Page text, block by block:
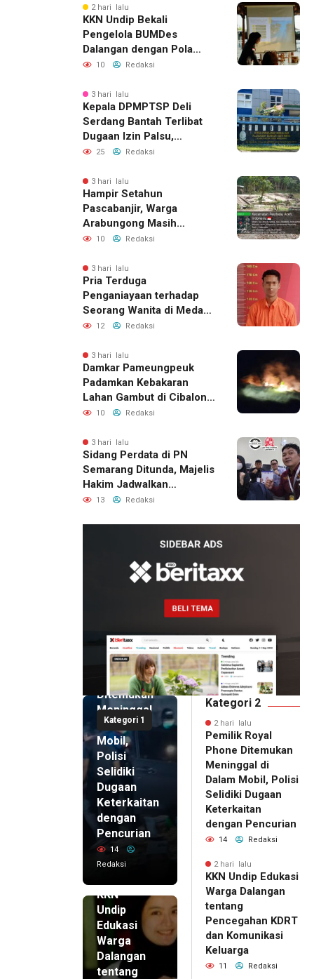
2 hari lalu
KKN Undip Bekali
Pengelola BUMDes
Dalangan dengan Pola
Pikir Inovatif
10 Redaksi
3 hari lalu
Kepala DPMPTSP Deli
Serdang Bantah Terlibat
Dugaan Izin Palsu,
Tegaskan Proses
Jalur Resmi
25 Redaksi
3 hari lalu
Hampir Setahun
Pascabanjir, Warga
Arabungong Masih
Menunggu Bantuan
10 Redaksi
3 hari lalu
Pria Terduga
Penganiayaan terhadap
Seorang Wanita di Medan
Ditangkap Polisi
12 Redaksi
3 hari lalu
Damkar Pameungpeuk
Padamkan Kebakaran
Lahan Gambut di Cibalong,
Permukiman Warga
10 Redaksi
3 hari lalu
Sidang Perdata di PN
Semarang Ditunda, Majelis
Hakim Jadwalkan
Pemanggilan Ulang BPR
13 Redaksi
Kategori 1
2 hari lalu
Pemilik
Royal
Phone
Ditemukan
Meninggal
di Dalam
Mobil,
Polisi
Selidiki
Dugaan
Keterkaitan
dengan
Pencurian
14
Redaksi
KKN
Undip
Edukasi
Warga
Dalangan
tentang
Kategori 2
2 hari lalu
Pemilik Royal
Phone Ditemukan
Meninggal di
Dalam Mobil, Polisi
Selidiki Dugaan
Keterkaitan
dengan Pencurian
14 Redaksi
2 hari lalu
KKN Undip Edukasi
Warga Dalangan
tentang
Pencegahan KDRT
dan Komunikasi
Keluarga
11 Redaksi